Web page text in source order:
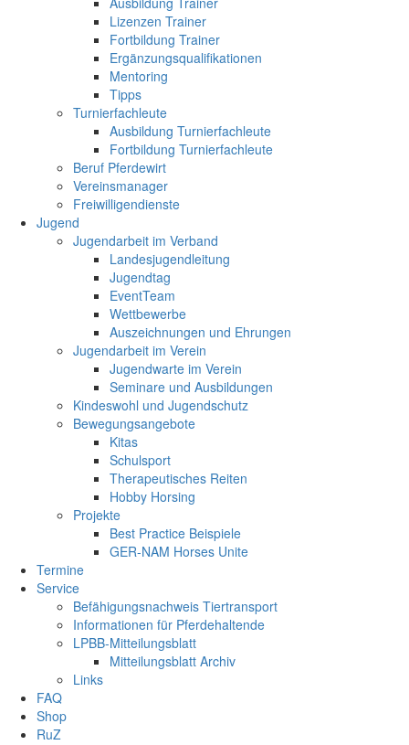
Lizenzen Trainer
Fortbildung Trainer
Ergänzungsqualifikationen
Mentoring
Tipps
Turnierfachleute
Ausbildung Turnierfachleute
Fortbildung Turnierfachleute
Beruf Pferdewirt
Vereinsmanager
Freiwilligendienste
Jugend
Jugendarbeit im Verband
Landesjugendleitung
Jugendtag
EventTeam
Wettbewerbe
Auszeichnungen und Ehrungen
Jugendarbeit im Verein
Jugendwarte im Verein
Seminare und Ausbildungen
Kindeswohl und Jugendschutz
Bewegungsangebote
Kitas
Schulsport
Therapeutisches Reiten
Hobby Horsing
Projekte
Best Practice Beispiele
GER-NAM Horses Unite
Termine
Service
Befähigungsnachweis Tiertransport
Informationen für Pferdehaltende
LPBB-Mitteilungsblatt
Mitteilungsblatt Archiv
Links
FAQ
Shop
RuZ